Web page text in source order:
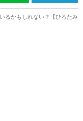
るかもしれない？【ひろたみ